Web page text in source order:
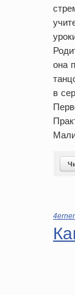
она
в